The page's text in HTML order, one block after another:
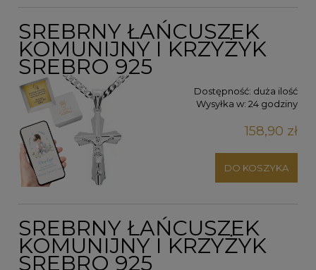
SREBRNY ŁAŃCUSZEK
KOMUNIJNY I KRZYŻYK
SREBRO 925
Dostępność: duża ilość
Wysyłka w: 24 godziny
158,90 zł
DO KOSZYKA
SREBRNY ŁAŃCUSZEK
KOMUNIJNY I KRZYŻYK
SREBRO 925